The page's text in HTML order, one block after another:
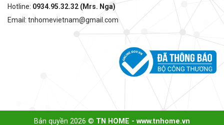
Hotline: 0934.95.32.32 (Mrs. Nga)
Email: tnhomevietnam@gmail.com
Bản quyền 2026 © TN HOME - www.tnhome.vn